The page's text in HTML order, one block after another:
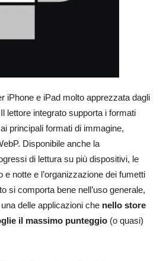
iPhone e iPad molto apprezzata dagli
lettore integrato supporta i formati
principali formati di immagine,
Disponibile anche la
di lettura su più dispositivi, le
e notte e l’organizzazione dei fumetti
si comporta bene nell’uso generale,
delle applicazioni che nello store
il massimo punteggio (o quasi)